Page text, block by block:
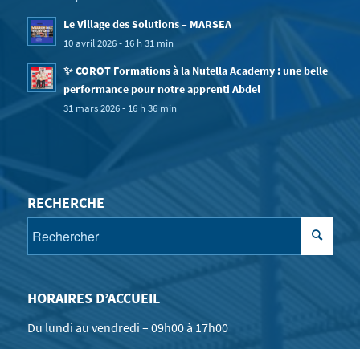
Le Village des Solutions – MARSEA
10 avril 2026 - 16 h 31 min
✨ COROT Formations à la Nutella Academy : une belle
performance pour notre apprenti Abdel
31 mars 2026 - 16 h 36 min
RECHERCHE
HORAIRES D’ACCUEIL
Du lundi au vendredi – 09h00 à 17h00